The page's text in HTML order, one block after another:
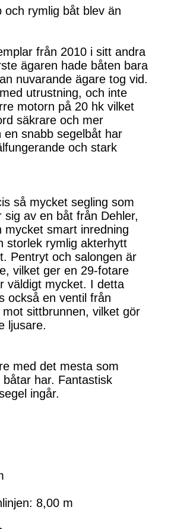
och rymlig båt blev än
från 2010 i sitt andra
ägaren hade båten bara
nuvarande ägare tog vid.
utrustning, och inte
motorn på 20 hk vilket
säkrare och mer
en snabb segelbåt har
och stark
så mycket segling som
sig av en båt från Dehler,
mycket smart inredning
storlek rymlig akterhytt
Pentryt och salongen är
vilket ger en 29-fotare
väldigt mycket. I detta
också en ventil från
sittbrunnen, vilket gör
ljusare.
med det mesta som
har. Fantastisk
ingår.
8,00 m